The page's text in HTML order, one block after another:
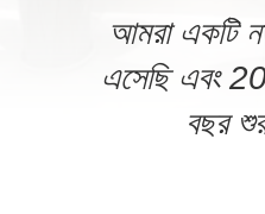
আমরা একটি
এসেছি এবং
বছর